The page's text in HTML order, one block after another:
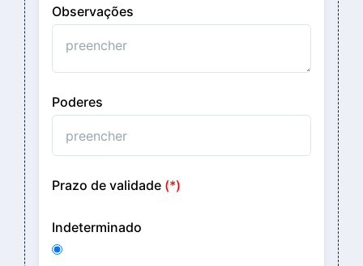
Observações
Poderes
Prazo de validade (*)
Indeterminado